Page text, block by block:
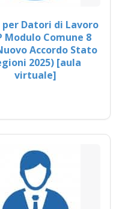
per Datori di Lavoro
Modulo Comune 8
Accordo Stato
2025) [aula
virtuale]